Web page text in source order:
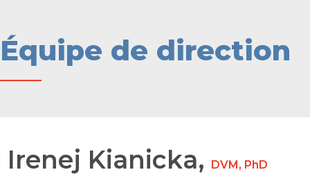
Équipe de direction
Irenej Kianicka, DVM, PhD